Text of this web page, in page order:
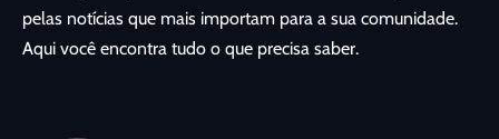
pelas notícias que mais importam para a sua comunidade.
Aqui você encontra tudo o que precisa saber.